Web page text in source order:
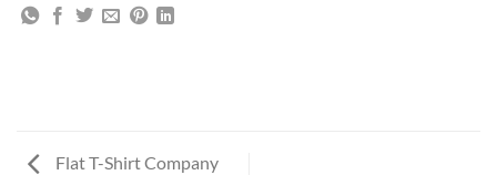
Flat T-Shirt Company